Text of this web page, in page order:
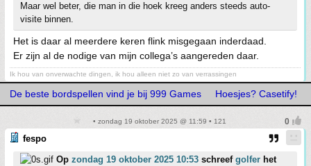
Maar wel beter, die man in die hoek kreeg anders steeds auto-
visite binnen.
Het is daar al meerdere keren flink misgegaan inderdaad.
Er zijn al de nodige van mijn collega’s aangereden daar.
Ik hou van onverwachte dingen, ik hou alleen niet zo van verrassingen
De beste bordspellen vind je bij 999 Games Hoesjes? Casetify!
• zondag 19 oktober 2025 @ 11:59 • 121
fespo
Op zondag 19 oktober 2025 10:53 schreef golfer het